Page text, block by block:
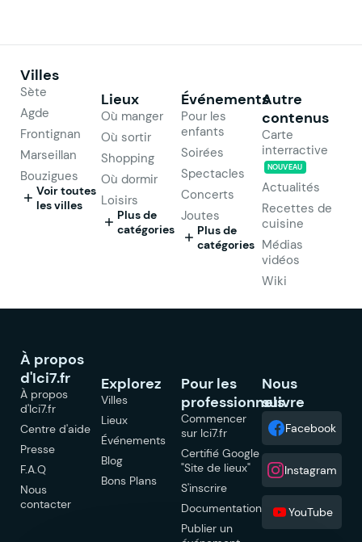
Villes
Sète
Agde
Frontignan
Marseillan
Bouzigues
Voir toutes
les villes
Lieux
Où manger
Où sortir
Shopping
Où dormir
Loisirs
Plus de
catégories
Événements
Pour les
enfants
Soirées
Spectacles
Concerts
Joutes
Plus de
catégories
Autre
contenus
Carte
interractive
NOUVEAU
Actualités
Recettes de
cuisine
Médias
vidéos
Wiki
À propos
d'Ici7.fr
À propos
d'Ici7.fr
Centre d'aide
Presse
F.A.Q
Nous
contacter
Explorez
Villes
Lieux
Événements
Blog
Bons Plans
Pour les
professionnels
Commencer
sur Ici7.fr
Certifié Google
"Site de lieux"
S'inscrire
Documentation
Publier un
Nous
suivre
Facebook
Instagram
YouTube